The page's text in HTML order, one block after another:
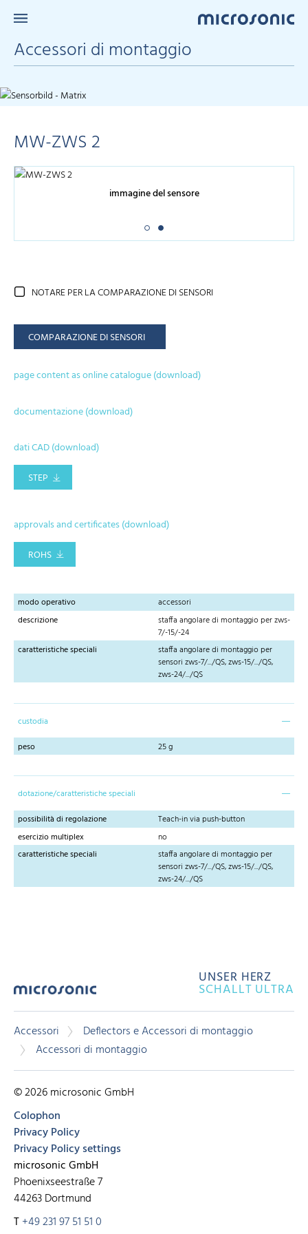
Accessori di montaggio
MW-ZWS 2
immagine del sensore
NOTARE PER LA COMPARAZIONE DI SENSORI
COMPARAZIONE DI SENSORI
page content as online catalogue (download)
documentazione (download)
dati CAD (download)
STEP
approvals and certificates (download)
ROHS
modo operativo
accessori
descrizione
staffa angolare di montaggio per zws-
7/-15/-24
caratteristiche speciali
staffa angolare di montaggio per
sensori zws-7/.../QS, zws-15/.../QS,
zws-24/.../QS
custodia
peso
25 g
dotazione/caratteristiche speciali
possibilità di regolazione
Teach-in via push-button
esercizio multiplex
no
caratteristiche speciali
staffa angolare di montaggio per
sensori zws-7/.../QS, zws-15/.../QS,
zws-24/.../QS
UNSER HERZ
SCHALLT ULTRA
Accessori
Deflectors e Accessori di montaggio
Accessori di montaggio
© 2026 microsonic GmbH
Colophon
Privacy Policy
Privacy Policy settings
microsonic GmbH
Phoenixseestraße 7
44263 Dortmund
T+49 231 97 51 51 0